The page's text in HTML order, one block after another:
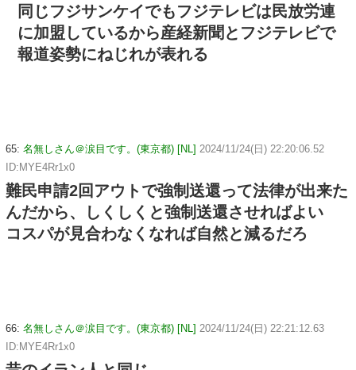
同じフジサンケイでもフジテレビは民放労連
に加盟しているから産経新聞とフジテレビで
報道姿勢にねじれが表れる
65: 名無しさん＠涙目です。(東京都) [NL] 2024/11/24(日) 22:20:06.52
ID:MYE4Rr1x0
難民申請2回アウトで強制送還って法律が出来た
んだから、しくしくと強制送還させればよい
コスパが見合わなくなれば自然と減るだろ
66: 名無しさん＠涙目です。(東京都) [NL] 2024/11/24(日) 22:21:12.63
ID:MYE4Rr1x0